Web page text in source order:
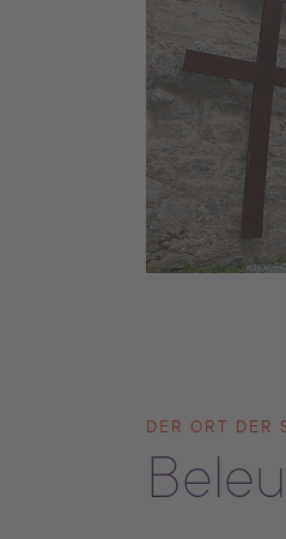
DER ORT DER